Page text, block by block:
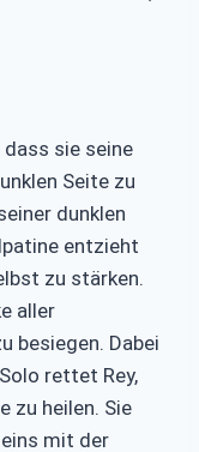
dass sie seine
Seite zu
dunklen
entzieht
zu stärken.
aller
besiegen. Dabei
rettet Rey,
zu heilen. Sie
mit der